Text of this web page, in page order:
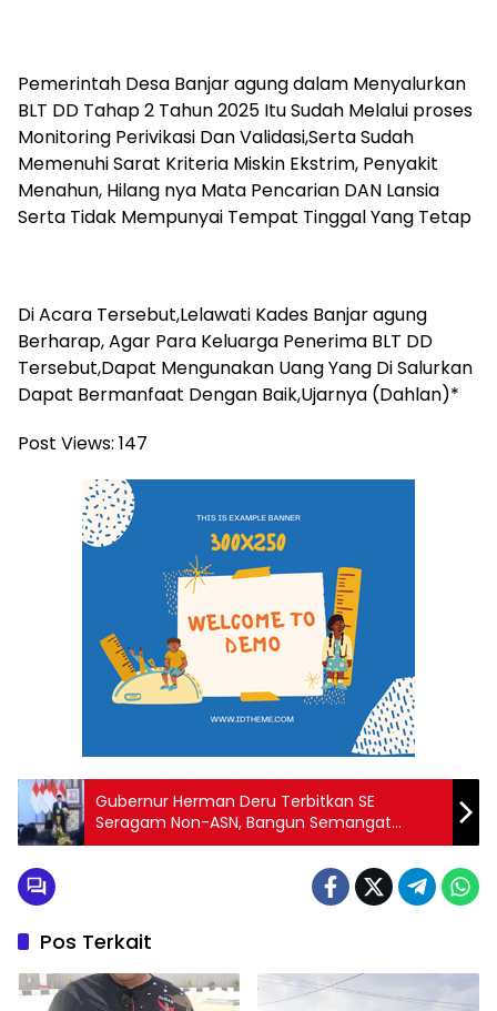
Pemerintah Desa Banjar agung dalam Menyalurkan
BLT DD Tahap 2 Tahun 2025 Itu Sudah Melalui proses
Monitoring Perivikasi Dan Validasi,Serta Sudah
Memenuhi Sarat Kriteria Miskin Ekstrim, Penyakit
Menahun, Hilang nya Mata Pencarian DAN Lansia
Serta Tidak Mempunyai Tempat Tinggal Yang Tetap
Di Acara Tersebut,Lelawati Kades Banjar agung
Berharap, Agar Para Keluarga Penerima BLT DD
Tersebut,Dapat Mengunakan Uang Yang Di Salurkan
Dapat Bermanfaat Dengan Baik,Ujarnya (Dahlan)*
Post Views: 147
Gubernur Herman Deru Terbitkan SE
Seragam Non-ASN, Bangun Semangat
Kesetaraan dan Identitas
Pos Terkait